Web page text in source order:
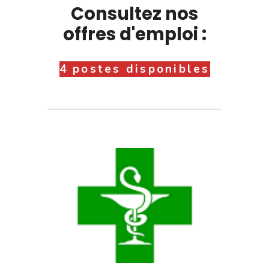
Consultez nos
offres d'emploi :
4 postes disponibles